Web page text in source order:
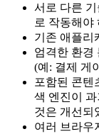
서로 다른
로 작동해야
기존 애플리
엄격한 환경
(예: 결제 게
포함된 콘텐
색 엔진이 과
것은 개선되
여러 브라우